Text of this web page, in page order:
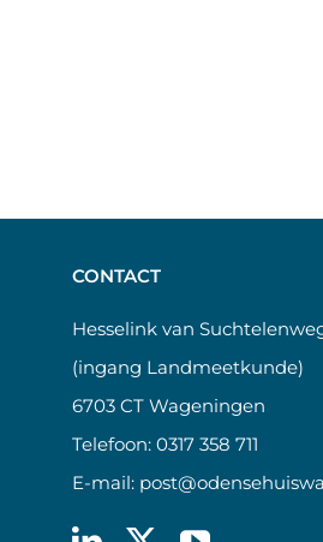
CONTACT
Hesselink van
(ingang Landmeetkunde)
6703 CT Wageningen
Telefoon: 0317 358 711
E-mail: